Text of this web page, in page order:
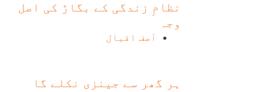
نظامِ زندگی کے بگاڑ کی اصل
وجہ
آصف اقبال
ہر گھر سے جینزی نکلے گا